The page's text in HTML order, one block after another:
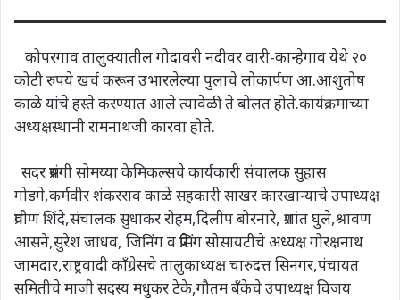
कोपरगाव तालुक्यातील गोदावरी नदीवर वारी-कान्हेगाव येथे २०
कोटी रुपये खर्च करून उभारलेल्या पुलाचे लोकार्पण आ.आशुतोष
काळे यांचे हस्ते करण्यात आले त्यावेळी ते बोलत होते.कार्यक्रमाच्या
अध्यक्षस्थानी रामनाथजी कारवा होते.
सदर प्रसंगी सोमय्या केमिकल्सचे कार्यकारी संचालक सुहास
गोडगे,कर्मवीर शंकरराव काळे सहकारी साखर कारखान्याचे उपाध्यक्ष
प्रवीण शिंदे,संचालक सुधाकर रोहम,दिलीप बोरनारे, प्रशांत घुले,श्रावण
आसने,सुरेश जाधव, जिनिंग व प्रेसिंग सोसायटीचे अध्यक्ष गोरक्षनाथ
जामदार,राष्ट्रवादी काँग्रेसचे तालुकाध्यक्ष चारुदत्त सिनगर,पंचायत
समितीचे माजी सदस्य मधुकर टेके,गौतम बँकेचे उपाध्यक्ष विजय